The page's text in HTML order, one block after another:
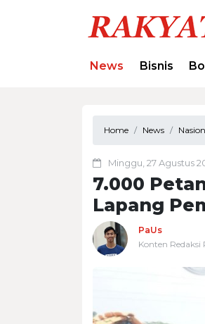
News Bisnis
Home News
Minggu, 27 Agustus
7.000
Lapang
PaUs
Konten